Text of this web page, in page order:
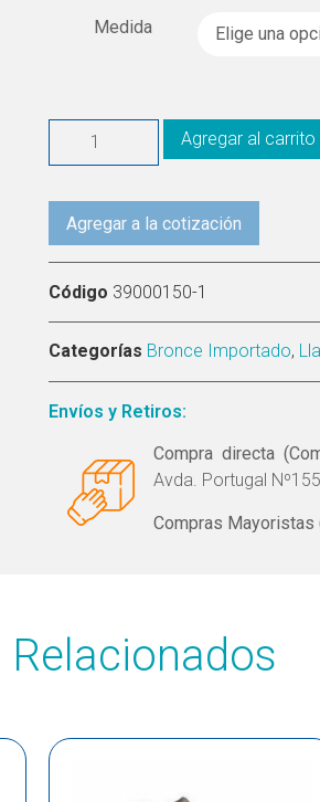
Medida
Agregar al carrito
Agregar a la cotización
Código 39000150-1
Categorías Bronce Importado,
Envíos y Retiros:
Compra directa
Avda. Portugal
Compras Mayoristas
Relacionados